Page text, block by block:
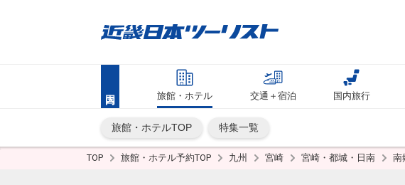
旅館・ホテル 交通＋宿泊 国内旅行
旅館・ホテルTOP 特集一覧
TOP 旅館・ホテル予約TOP 九州 宮崎 宮崎・都城・日南 南